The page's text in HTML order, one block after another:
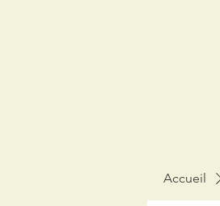
Accueil